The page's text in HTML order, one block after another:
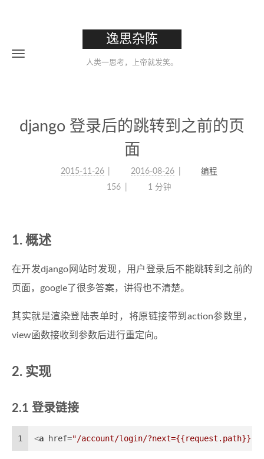
逸思杂陈
人类一思考，上帝就发笑。
django 登录后的跳转到之前的页
面
2015-11-26 2016-08-26
编程
156
1 分钟
概述
在开发django网站时发现，用户登录后不能跳转到之前的
页面，google了很多答案，讲得也不清楚。
其实就是渲染登陆表单时，将原链接带到action参数里，
view函数接收到参数后进行重定向。
实现
登录链接
1 <a href="/account/login/?next={{request.path}}"